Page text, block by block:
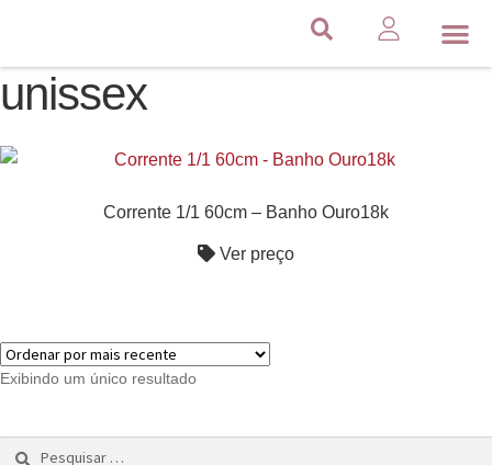
unissex
Corrente 1/1 60cm – Banho Ouro18k
Ver preço
Exibindo um único resultado